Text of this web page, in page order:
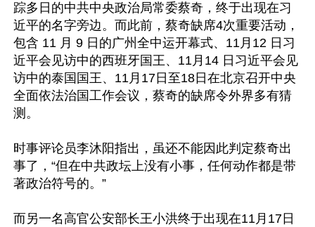
踪多日的中共中央政治局常委蔡奇，终于出现在习
近平的名字旁边。而此前，蔡奇缺席4次重要活动，
包含 11 月 9 日的广州全中运开幕式、11月12 日习
近平会见访中的西班牙国王、11月14 日习近平会见
访中的泰国国王、11月17日至18日在北京召开中央
全面依法治国工作会议，蔡奇的缺席令外界多有猜
测。
时事评论员李沐阳指出，虽还不能因此判定蔡奇出
事了，“但在中共政坛上没有小事，任何动作都是带
著政治符号的。”
而另一名高官公安部长王小洪终于出现在11月17日